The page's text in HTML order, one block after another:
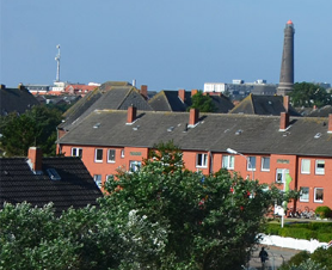
Aktuelles
Wissenswertes
Geschichte